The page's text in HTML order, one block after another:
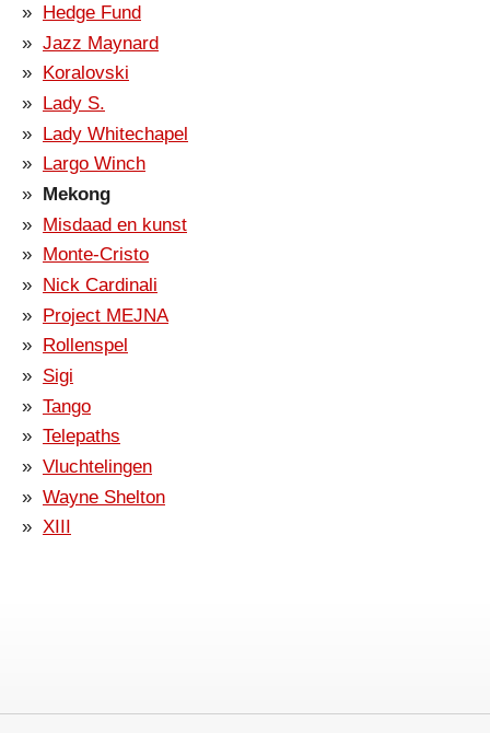
Hedge Fund
Jazz Maynard
Koralovski
Lady S.
Lady Whitechapel
Largo Winch
Mekong
Misdaad en kunst
Monte-Cristo
Nick Cardinali
Project MEJNA
Rollenspel
Sigi
Tango
Telepaths
Vluchtelingen
Wayne Shelton
XIII